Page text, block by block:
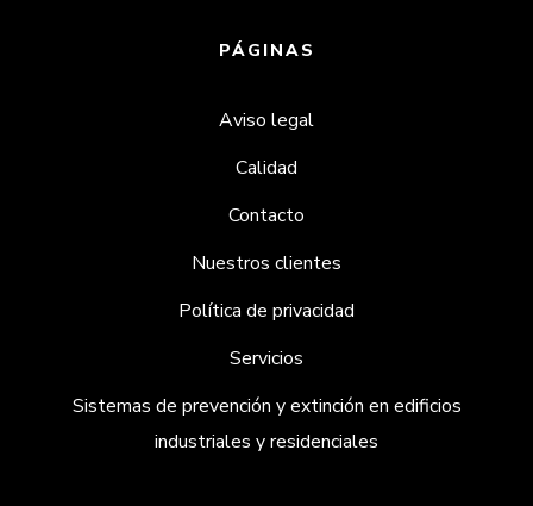
PÁGINAS
Aviso legal
Calidad
Contacto
Nuestros clientes
Política de privacidad
Servicios
Sistemas de prevención y extinción en edificios
industriales y residenciales